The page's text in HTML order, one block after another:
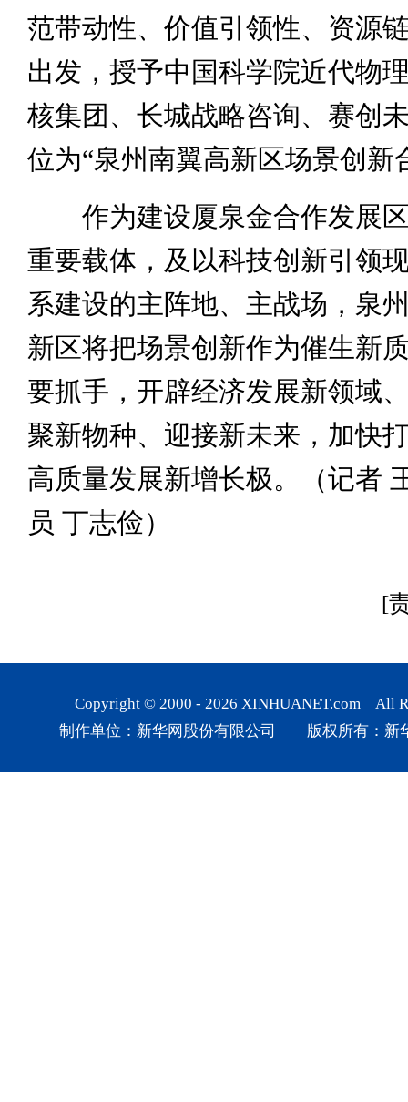
范带动性、价值引领性、资源
出发，授予中国科学院近代物
核集团、长城战略咨询、赛创
位为“泉州南翼高新区场景创新
作为建设厦泉金合作发展区
重要载体，及以科技创新引领
系建设的主阵地、主战场，泉
新区将把场景创新作为催生新
要抓手，开辟经济发展新领域
聚新物种、迎接新未来，加快
高质量发展新增长极。（记者
员 丁志俭）
[
Copyright © 2000 - 2026 XINHUANET.com All
制作单位：新华网股份有限公司 版权所有：新